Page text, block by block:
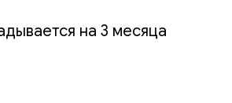
на 3 месяца